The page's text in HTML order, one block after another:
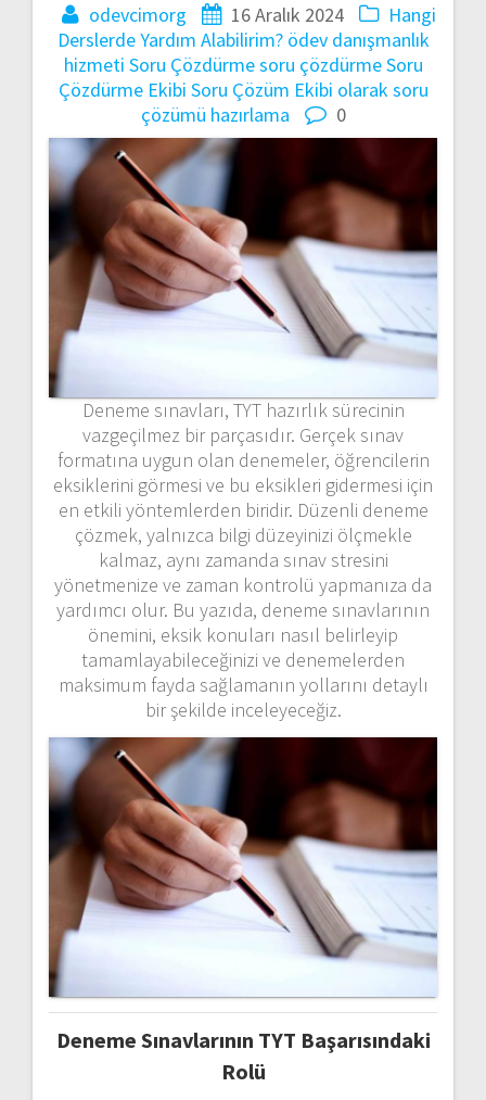
odevcimorg 16 Aralık 2024
Hangi
Derslerde Yardım Alabilirim? ödev danışmanlık
hizmeti Soru Çözdürmesoru çözdürmeSoru
Çözdürme Ekibi Soru Çözüm Ekibi olaraksoru
çözümü hazırlama
0
Deneme sınavları, TYT hazırlık sürecinin
vazgeçilmez bir parçasıdır. Gerçek sınav
formatına uygun olan denemeler, öğrencilerin
eksiklerini görmesi ve bu eksikleri gidermesi için
en etkili yöntemlerden biridir. Düzenli deneme
çözmek, yalnızca bilgi düzeyinizi ölçmekle
kalmaz, aynı zamanda sınav stresini
yönetmenize ve zaman kontrolü yapmanıza da
yardımcı olur. Bu yazıda, deneme sınavlarının
önemini, eksik konuları nasıl belirleyip
tamamlayabileceğinizi ve denemelerden
maksimum fayda sağlamanın yollarını detaylı
bir şekilde inceleyeceğiz.
Deneme Sınavlarının TYT Başarısındaki
Rolü